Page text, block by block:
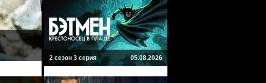
2 сезон 3 серия 05.08.2026